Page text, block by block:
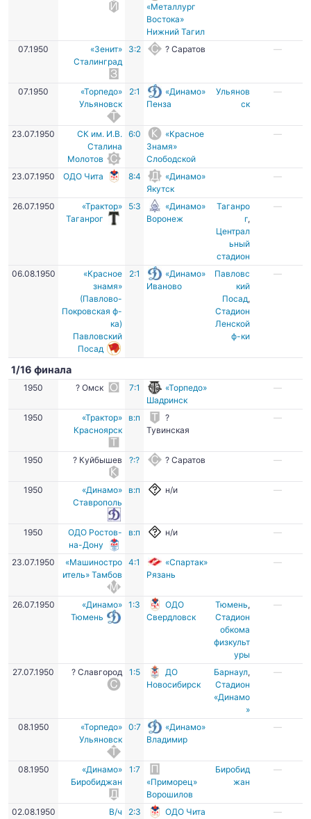
«Металлург
Востока»
Нижний Тагил
07.1950
«Зенит»
Сталинград
3:2 ? Саратов —
07.1950
«Торпедо»
Ульяновск
2:1
«Динамо»
Пенза
Ульянов
ск
—
23.07.1950
СК им. И.В.
Сталина
Молотов
6:0
«Красное
Знамя»
Слободской
—
23.07.1950 ОДО Чита 8:4
«Динамо»
Якутск
—
26.07.1950
«Трактор»
Таганрог
5:3
«Динамо»
Воронеж
Таганро
г,
Централ
ьный
стадион
—
06.08.1950
«Красное
знамя»
(Павлово-
Покровская ф-
ка)
Павловский
Посад
2:1
«Динамо»
Иваново
Павловс
кий
Посад,
Стадион
Ленской
ф-ки
—
1/16 финала
1950 ? Омск 7:1
«Торпедо»
Шадринск
—
1950
«Трактор»
Красноярск
в:п
?
Тувинская
—
1950 ? Куйбышев ?:? ? Саратов —
1950
«Динамо»
Ставрополь
в:п н/и —
1950
ОДО Ростов-
на-Дону
в:п н/и —
23.07.1950
«Машиностро
итель» Тамбов
4:1
«Спартак»
Рязань
—
26.07.1950
«Динамо»
Тюмень
1:3
ОДО
Свердловск
Тюмень,
Стадион
обкома
физкульт
уры
—
27.07.1950 ? Славгород 1:5
ДО
Новосибирск
Барнаул,
Стадион
«Динамо
»
—
08.1950
«Торпедо»
Ульяновск
0:7
«Динамо»
Владимир
—
08.1950
«Динамо»
Биробиджан
1:7
«Приморец»
Ворошилов
Биробид
жан
—
02.08.1950
В/ч
2:3 ОДО Чита —